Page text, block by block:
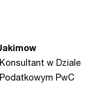
w Dziale
PwC